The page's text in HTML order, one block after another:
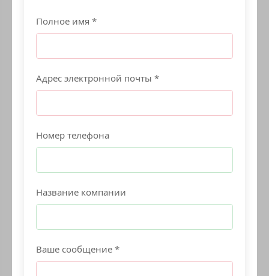
Полное имя *
Адрес электронной почты *
Номер телефона
Название компании
Ваше сообщение *